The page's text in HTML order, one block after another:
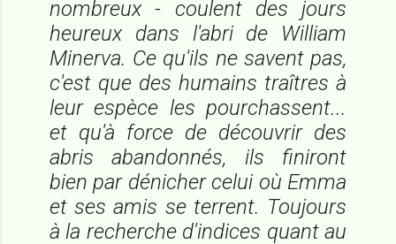
nombreux - coulent des jours
heureux dans l'abri de William
Minerva. Ce qu'ils ne savent pas,
c'est que des humains traîtres à
leur espèce les pourchassent...
et qu'à force de découvrir des
abris abandonnés, ils finiront
bien par dénicher celui où Emma
et ses amis se terrent. Toujours
à la recherche d'indices quant au